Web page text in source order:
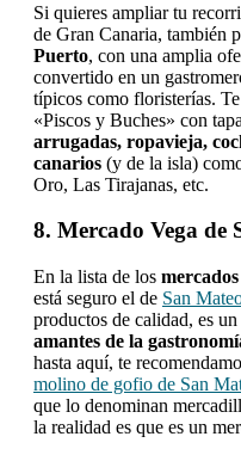
Si quieres ampliar tu
de Gran Canaria, también
Puerto, con una amplia
convertido en un
típicos como floristerías.
«Piscos y Buches» con
arrugadas, ropavieja,
canarios (y de la isla)
Oro, Las Tirajanas, etc.
8. Mercado Vega de
En la lista de los
está seguro el de San
productos de calidad, es
amantes de la
hasta aquí, te
molino de gofio de San
que lo denominan
la realidad es que es un